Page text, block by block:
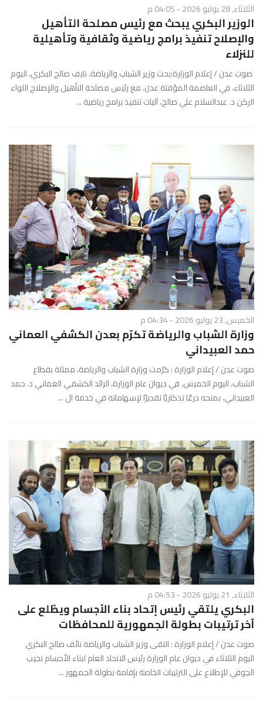
الثلاثاء, 28 يوليو 2026 - 04:05 م
الوزير البكري يبحث مع رئيس مصلحة التأهيل
والإصلاح تنفيذ برامج رياضية وثقافية وتأهيلية
للنزلاء
صوت عدن / إعلام الوزارة:بحث وزير الشباب والرياضة، نايف صالح البكري، اليوم
الثلاثاء، في العاصمة المؤقتة عدن، مع رئيس مصلحة التأهيل والإصلاح اللواء
الركن د. عبدالسلام علي صالح، آليات تنفيذ برامج رياضية ...
الخميس, 23 يوليو 2026 - 04:34 م
وزارة الشباب والرياضة تكرّم بعدن الكشفي العماني
حمد العبيداني
صوت عدن / إعلام الوزارة : كرّمت وزارة الشباب والرياضة، ممثلة بقطاع
الشباب، اليوم الخميس، في ديوان عام الوزارة، الرائد الكشفي العماني د. حمد
العبيداني، بمنحه درعًا تذكاريًا تقديرًا لإسهاماته في خدمة ال ...
الثلاثاء, 21 يوليو 2026 - 04:53 م
البكري يلتقي رئيس إتحاد بناء الأجسام ويطّلع على
آخر ترتيبات بطولة الجمهورية للمحافظات
صوت عدن / إعلام الوزارة : التقى وزير الشباب والرياضة نائف صالح البكري
اليوم الثلاثاء في ديوان عام الوزارة رئيس الاتحاد العام لبناء الأجسام نجيب
الجوفي للإطلاع على الترتيبات الخاصة بإقامة بطولة الجمهور ...